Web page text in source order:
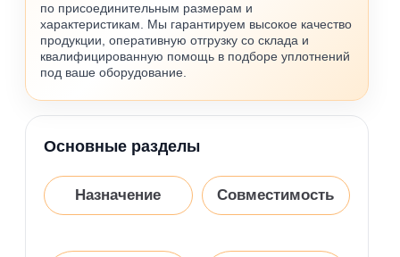
по присоединительным размерам и
характеристикам. Мы гарантируем высокое качество
продукции, оперативную отгрузку со склада и
квалифицированную помощь в подборе уплотнений
под ваше оборудование.
Основные разделы
Назначение Совместимость